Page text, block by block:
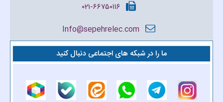
۰۲۱-۶۶۷۵۰۱۱۶
Info@sepehrelec.com
ما را در شبکه های اجتماعی دنبال کنید